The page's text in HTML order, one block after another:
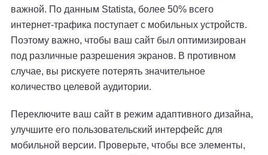
важной. По данным Statista, более 50% всего
интернет-трафика поступает с мобильных устройств.
Поэтому важно, чтобы ваш сайт был оптимизирован
под различные разрешения экранов. В противном
случае, вы рискуете потерять значительное
количество целевой аудитории.
Переключите ваш сайт в режим адаптивного дизайна,
улучшите его пользовательский интерфейс для
мобильной версии. Проверьте, чтобы все элементы,